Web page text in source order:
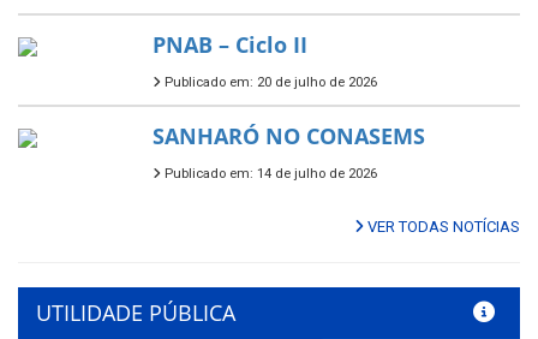
PNAB – Ciclo II
Publicado em: 20 de julho de 2026
SANHARÓ NO CONASEMS
Publicado em: 14 de julho de 2026
VER TODAS NOTÍCIAS
UTILIDADE PÚBLICA